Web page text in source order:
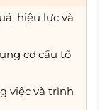
hiệu lực và
cơ cấu tổ
việc và trình